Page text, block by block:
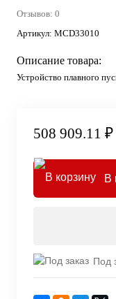
Отзывов: 0
Артикул: MCD33010
Описание товара:
Устройство плавного
508 909.11 ₽
В
Под